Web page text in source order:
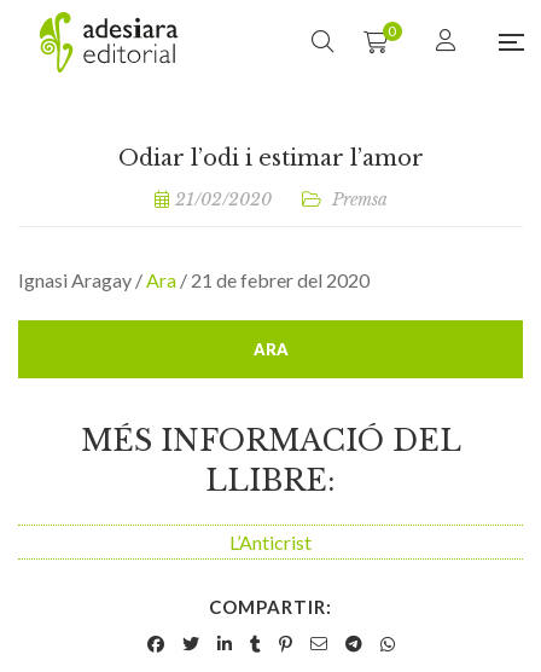
0
Odiar l’odi i estimar l’amor
21/02/2020 Premsa
Ignasi Aragay /Ara / 21 de febrer del 2020
ARA
MÉS INFORMACIÓ DEL
LLIBRE:
L’Anticrist
COMPARTIR: